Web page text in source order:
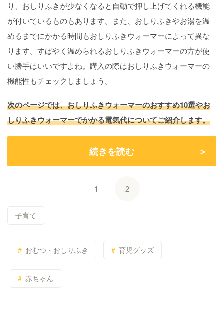
り、おしりふきが少なくなると自動で押し上げてくれる機能
が付いているものもあります。また、おしりふきやお湯を温
めるまでにかかる時間もおしりふきウォーマーによって異な
ります。すばやく温められるおしりふきウォーマーの方が使
い勝手はいいですよね。購入の際はおしりふきウォーマーの
機能性もチェックしましょう。
次のページでは、おしりふきウォーマーのおすすめ10選やお
しりふきウォーマーでかかる電気代についてご紹介します。
続きを読む
1 2
子育て
おむつ・おしりふき 育児グッズ
赤ちゃん